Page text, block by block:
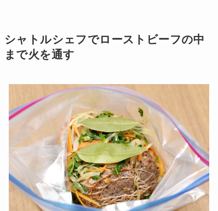
シャトルシェフでローストビーフの中
まで火を通す